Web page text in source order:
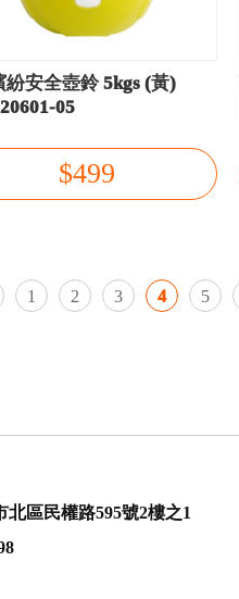
紛安全壺鈴 5kgs (黃)
05
$499
1 2 3 4 5
區民權路595號2樓之1